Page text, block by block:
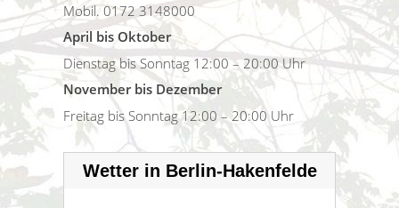
Mobil. 0172 3148000
April bis Oktober
Dienstag bis Sonntag 12:00 – 20:00 Uhr
November bis Dezember
Freitag bis Sonntag 12:00 – 20:00 Uhr
Wetter in Berlin-Hakenfelde